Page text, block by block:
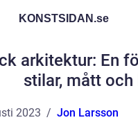
KONSTSIDAN.se
arkitektur: En
stilar, mått
2023 Jon Larsson